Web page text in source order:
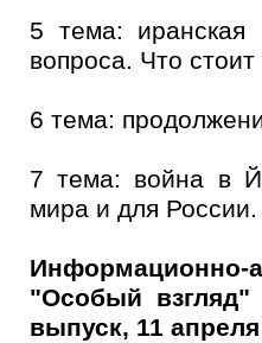
5 тема: иранская
вопроса. Что
6 тема:
7 тема: война в
мира и для России.
Информационно-
"Особый взгляд"
выпуск, 11